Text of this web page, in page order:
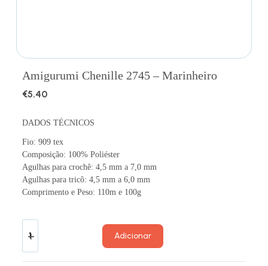
Amigurumi Chenille 2745 – Marinheiro
€5.40
DADOS TÉCNICOS
Fio: 909 tex
Composição: 100% Poliéster
Agulhas para crochê: 4,5 mm a 7,0 mm
Agulhas para tricô: 4,5 mm a 6,0 mm
Comprimento e Peso: 110m e 100g
Adicionar